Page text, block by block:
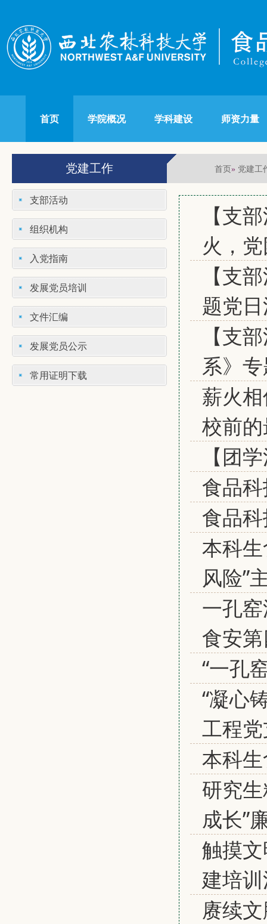
首页 学院概况 学科建设 师资力量
党建工作 首页» 党建工
支部活动
组织机构
入党指南
发展党员培训
文件汇编
发展党员公示
常用证明下载
【支
火，
【支
题党
【支
系》
薪火
校前
【团
食品
食品
本科
风险”
一孔
食安
“一孔
“凝心
工程
本科
研究
成长”
触摸
建培
赓续